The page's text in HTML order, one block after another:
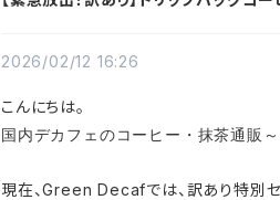
2026/02/12 16:26
こんにちは。
国内デカフェのコーヒー・抹茶通販
現在、Green Decafでは、訳あり特別セ